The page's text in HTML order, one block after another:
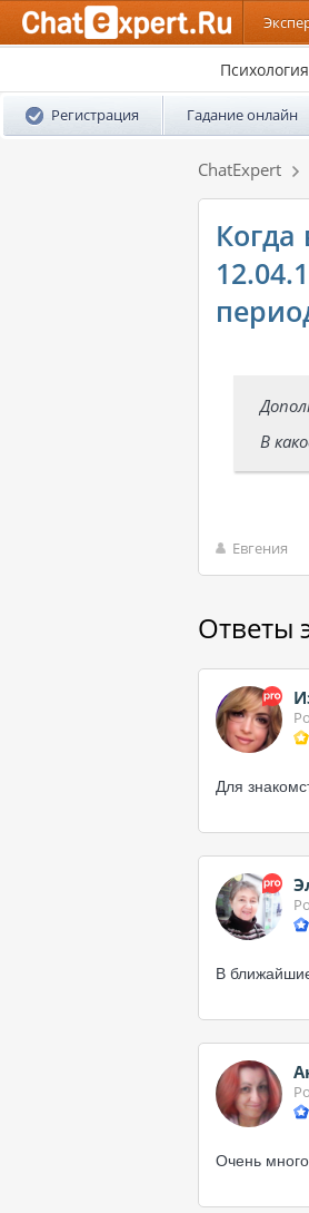
Психология
Регистрация Гадание онлайн
ChatExpert
Когда
В
Евгения
Ответы
Для
В
Очень